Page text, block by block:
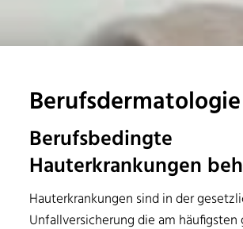
Berufsdermatologie
Berufsbedingte
Hauterkrankungen
Hauterkrankungen sind in der
Unfallversicherung die am häufigsten